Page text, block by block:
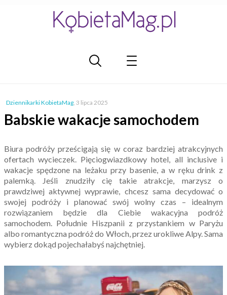
Dziennikarki KobietaMag, 3 lipca 2025
Babskie wakacje samochodem
Biura podróży prześcigają się w coraz bardziej atrakcyjnych
ofertach wycieczek. Pięciogwiazdkowy hotel, all inclusive i
wakacje spędzone na leżaku przy basenie, a w ręku drink z
palemką. Jeśli znudziły cię takie atrakcje, marzysz o
prawdziwej aktywnej wyprawie, chcesz sama decydować o
swojej podróży i planować swój wolny czas – idealnym
rozwiązaniem będzie dla Ciebie wakacyjna podróż
samochodem. Południe Hiszpanii z przystankiem w Paryżu
albo romantyczna podróż do Włoch, przez urokliwe Alpy. Sama
wybierz dokąd pojechałabyś najchętniej.